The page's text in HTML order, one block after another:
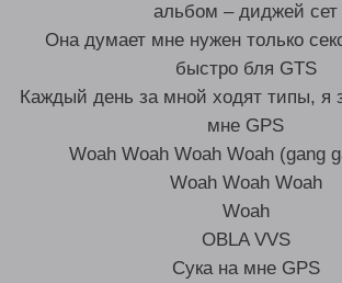
альбом – диджей сет
Она думает мне нужен только
быстро бля GTS
Каждый день за мной ходят типы, я
мне GPS
Woah Woah Woah Woah (gang
Woah Woah Woah
Woah
OBLA VVS
Сука на мне GPS